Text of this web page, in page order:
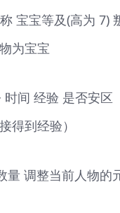
宝宝等及(高为
为宝宝
间 经验 是否安区
得到经验）
量 调整当前人物的